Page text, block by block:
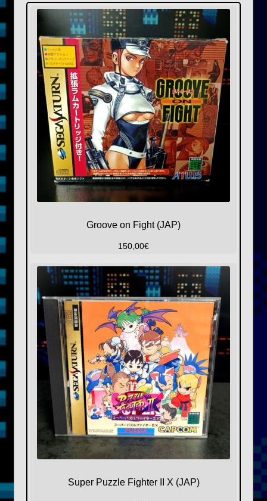
Groove on Fight (JAP)
150,00€
Super Puzzle Fighter II X (JAP)